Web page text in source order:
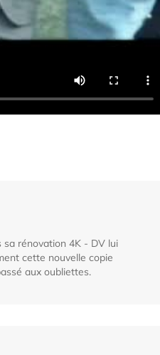
sa rénovation 4K - DV lui
cette nouvelle copie
aux oubliettes.